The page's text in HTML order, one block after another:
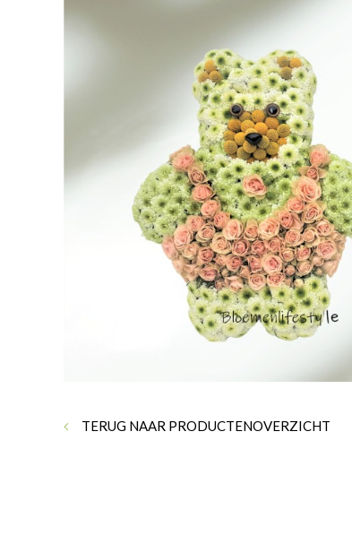
TERUG NAAR PRODUCTENOVERZICHT